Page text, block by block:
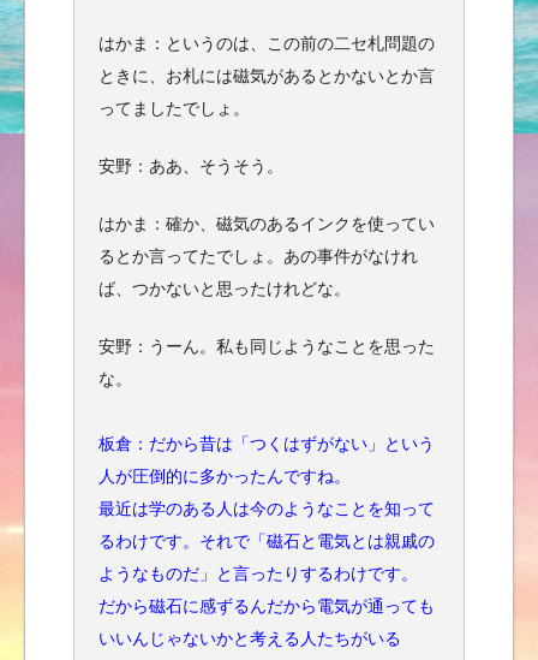
はかま：というのは、この前の二セ札問題の
ときに、お札には磁気があるとかないとか言
ってましたでしょ。
安野：ああ、そうそう。
はかま：確か、磁気のあるインクを使ってい
るとか言ってたでしょ。あの事件がなけれ
ば、つかないと思ったけれどな。
安野：うーん。私も同じようなことを思った
な。
板倉：だから昔は「つくはずがない」という
人が圧倒的に多かったんですね。
最近は学のある人は今のようなことを知って
るわけです。それで「磁石と電気とは親戚の
ようなものだ」と言ったりするわけです。
だから磁石に感ずるんだから電気が通っても
いいんじゃないかと考える人たちがいる